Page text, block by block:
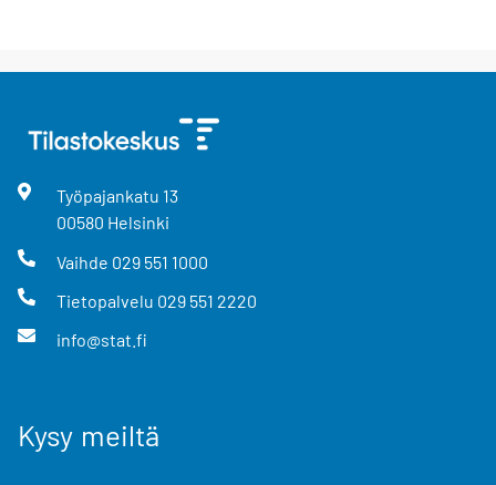
Työpajankatu 13
00580 Helsinki
Vaihde 029 551 1000
Tietopalvelu 029 551 2220
info@stat.fi
Kysy meiltä